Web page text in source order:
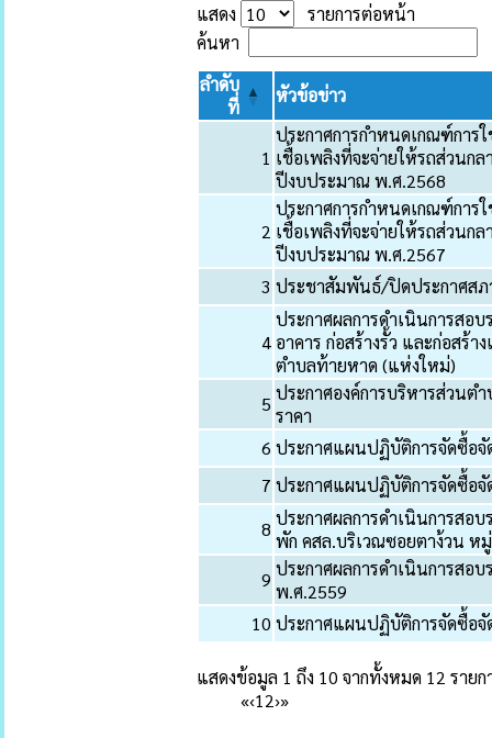
แสดง
รายการต่อหน้า
ค้นหา
ลำดับ
ที่
หัวข้อข่าว
1
ประกาศการกำหนดเกณฑ์กา
เชื้อเพลิงที่จะจ่ายให้รถส่วนก
ปีงบประมาณ พ.ศ.2568
2
ประกาศการกำหนดเกณฑ์กา
เชื้อเพลิงที่จะจ่ายให้รถส่วนก
ปีงบประมาณ พ.ศ.2567
3 ประชาสัมพันธ์/ปิดประกาศสภ
4
ประกาศผลการดำเนินการสอบ
อาคาร ก่อสร้างรั้ว และก่อสร้
ตำบลท้ายหาด (แห่งใหม่)
5 ประกาศองค์การบริหารส่วนต
ราคา
6 ประกาศแผนปฏิบัติการจัดซื้อ
7 ประกาศแผนปฏิบัติการจัดซื้อ
8 ประกาศผลการดำเนินการสอ
พัก คสล.บริเวณซอยตาง้วน ห
9 ประกาศผลการดำเนินการสอ
พ.ศ.2559
10 ประกาศแผนปฏิบัติการจัดซื้อ
แสดงข้อมูล 1 ถึง 10 จากทั้งหมด 12 รายก
«‹12›»